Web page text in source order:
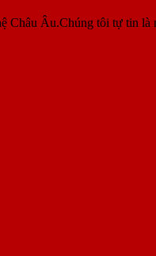
Châu Âu.Chúng tôi tự tin là